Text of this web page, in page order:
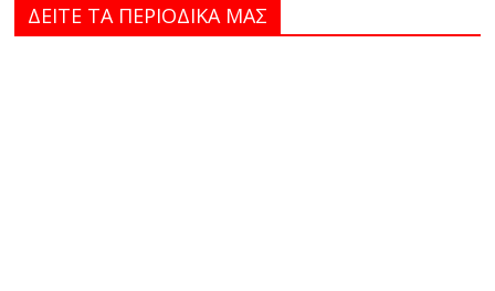
ΔΕΙΤΕ ΤΑ ΠΕΡΙΟΔΙΚΑ MAΣ